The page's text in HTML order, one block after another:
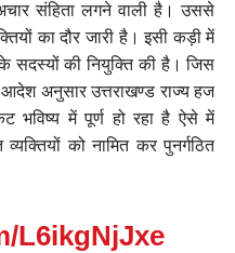
संहिता लगने वाली है। उससे
का दौर जारी है। इसी कड़ी में
सदस्यों की नियुक्ति की है। जिस
अनुसार उत्तराखण्ड राज्य हज
भविष्य में पूर्ण हो रहा है ऐसे में
व्यक्तियों को नामित कर पुनर्गठित
L6ikgNjJxe